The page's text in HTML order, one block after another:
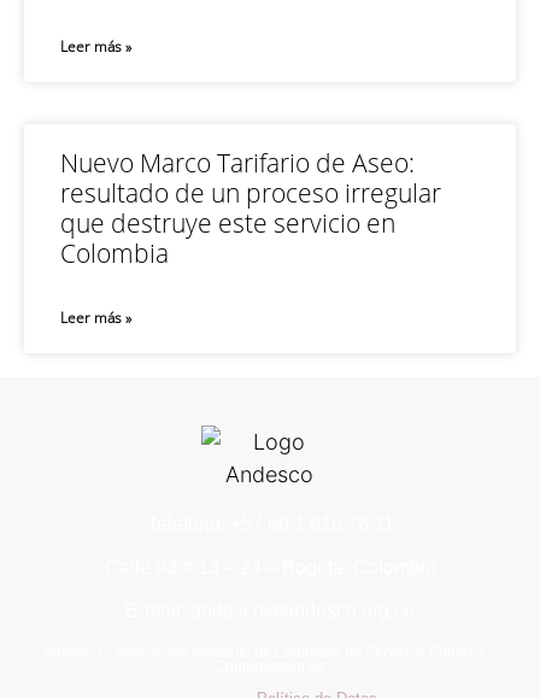
Leer más »
Nuevo Marco Tarifario de Aseo:
resultado de un proceso irregular
que destruye este servicio en
Colombia
Leer más »